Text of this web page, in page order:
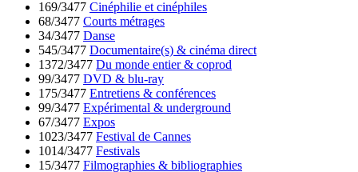
169/3477 Cinéphilie et cinéphiles
68/3477 Courts métrages
34/3477 Danse
545/3477 Documentaire(s) & cinéma direct
1372/3477 Du monde entier & coprod
99/3477 DVD & blu-ray
175/3477 Entretiens & conférences
99/3477 Expérimental & underground
67/3477 Expos
1023/3477 Festival de Cannes
1014/3477 Festivals
15/3477 Filmographies & bibliographies